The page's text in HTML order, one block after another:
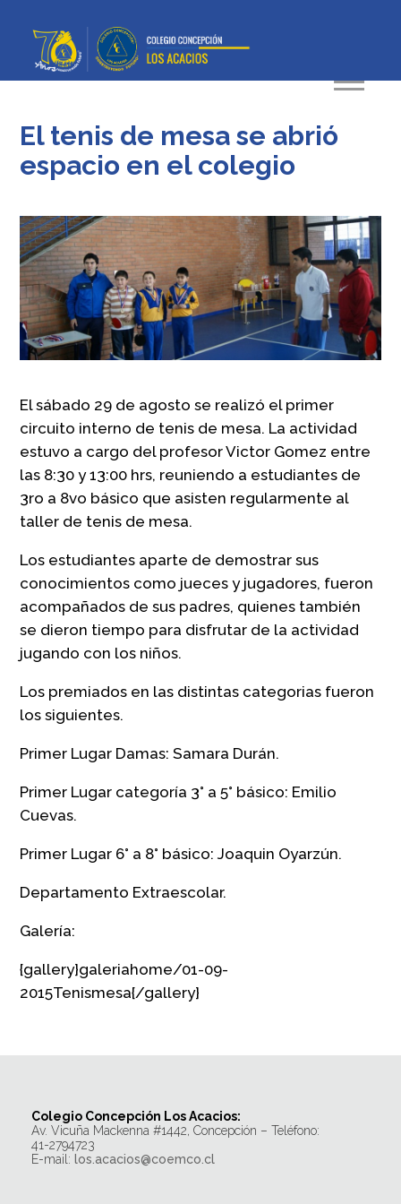
El tenis de mesa se abrió
espacio en el colegio
El sábado 29 de agosto se realizó el primer
circuito interno de tenis de mesa. La actividad
estuvo a cargo del profesor Victor Gomez entre
las 8:30 y 13:00 hrs, reuniendo a estudiantes de
3ro a 8vo básico que asisten regularmente al
taller de tenis de mesa.
Los estudiantes aparte de demostrar sus
conocimientos como jueces y jugadores, fueron
acompañados de sus padres, quienes también
se dieron tiempo para disfrutar de la actividad
jugando con los niños.
Los premiados en las distintas categorias fueron
los siguientes.
Primer Lugar Damas: Samara Durán.
Primer Lugar categoría 3° a 5° básico: Emilio
Cuevas.
Primer Lugar 6° a 8° básico: Joaquin Oyarzún.
Departamento Extraescolar.
Galería:
{gallery}galeriahome/01-09-
2015Tenismesa{/gallery}
Colegio Concepción Los Acacios:
Av. Vicuña Mackenna #1442, Concepción – Teléfono:
41-2794723
E-mail: los.acacios@coemco.cl